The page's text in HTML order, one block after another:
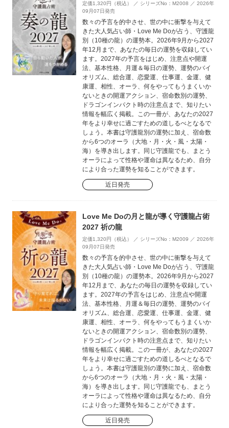
定価1,320円（税込） ／ シリーズNo：M2008 ／ 2026年
09月07日発売
数々の予言を的中させ、世の中に衝撃を与えて
きた大人気占い師・Love Me Doが占う、守護龍
別（10種の龍）の運勢本。2026年9月から2027
年12月まで、あなたの毎日の運勢を収録してい
ます。2027年の予言をはじめ、注意点や開運
法、基本性格、月運＆毎日の運勢、運勢のバイ
オリズム、総合運、恋愛運、仕事運、金運、健
康運、相性、オーラ、何をやってもうまくいか
ないときの開運アクション、宿命数別の運勢、
ドラゴンインパクト時の注意点まで、知りたい
情報を幅広く掲載。この一冊が、あなたの2027
年をより幸せに過ごすための道しるべとなるで
しょう。本書は守護龍別の運勢に加え、宿命数
から6つのオーラ（大地・月・火・風・太陽・
海）を導き出します。同じ守護龍でも、まとう
オーラによって性格や運命は異なるため、自分
により合った運勢を知ることができます。
近日発売
Love Me Doの月と龍が導く守護龍占術
2027 祈の龍
定価1,320円（税込） ／ シリーズNo：M2009 ／ 2026年
09月07日発売
数々の予言を的中させ、世の中に衝撃を与えて
きた大人気占い師・Love Me Doが占う、守護龍
別（10種の龍）の運勢本。2026年9月から2027
年12月まで、あなたの毎日の運勢を収録してい
ます。2027年の予言をはじめ、注意点や開運
法、基本性格、月運＆毎日の運勢、運勢のバイ
オリズム、総合運、恋愛運、仕事運、金運、健
康運、相性、オーラ、何をやってもうまくいか
ないときの開運アクション、宿命数別の運勢、
ドラゴンインパクト時の注意点まで、知りたい
情報を幅広く掲載。この一冊が、あなたの2027
年をより幸せに過ごすための道しるべとなるで
しょう。本書は守護龍別の運勢に加え、宿命数
から6つのオーラ（大地・月・火・風・太陽・
海）を導き出します。同じ守護龍でも、まとう
オーラによって性格や運命は異なるため、自分
により合った運勢を知ることができます。
近日発売